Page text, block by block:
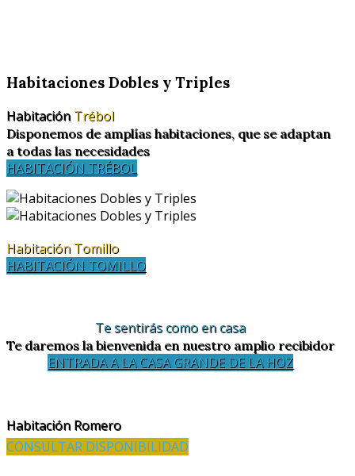
Habitaciones Dobles y Triples
Habitación Trébol
Disponemos de amplías habitaciones, que se adaptan
a todas las necesidades
HABITACIÓN TRÉBOL
Habitación Tomillo
HABITACIÓN TOMILLO
Te sentirás como en casa
Te daremos la bienvenida en nuestro amplio recibidor
ENTRADA A LA CASA GRANDE DE LA HOZ
Habitación Romero
CONSULTAR DISPONIBILIDAD